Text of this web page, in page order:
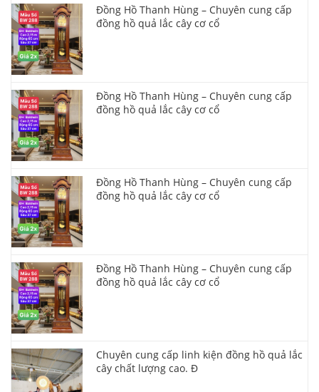
Đồng Hồ Thanh Hùng – Chuyên cung cấp
đồng hồ quả lắc cây cơ cổ
Đồng Hồ Thanh Hùng – Chuyên cung cấp
đồng hồ quả lắc cây cơ cổ
Đồng Hồ Thanh Hùng – Chuyên cung cấp
đồng hồ quả lắc cây cơ cổ
Đồng Hồ Thanh Hùng – Chuyên cung cấp
đồng hồ quả lắc cây cơ cổ
Chuyên cung cấp linh kiện đồng hồ quả lắc
cây chất lượng cao. Đ